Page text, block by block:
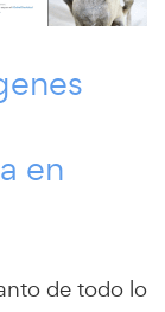
en
de todo lo